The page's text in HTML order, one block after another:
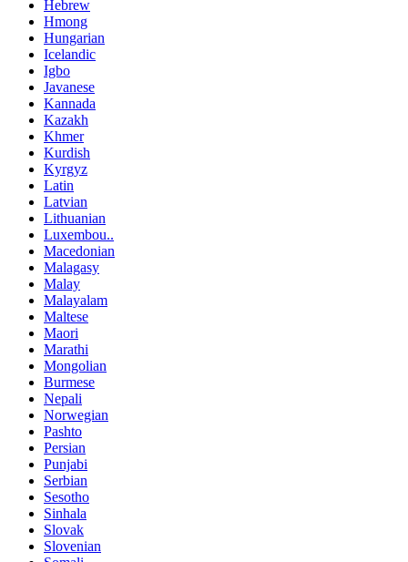
Hebrew
Hmong
Hungarian
Icelandic
Igbo
Javanese
Kannada
Kazakh
Khmer
Kurdish
Kyrgyz
Latin
Latvian
Lithuanian
Luxembou..
Macedonian
Malagasy
Malay
Malayalam
Maltese
Maori
Marathi
Mongolian
Burmese
Nepali
Norwegian
Pashto
Persian
Punjabi
Serbian
Sesotho
Sinhala
Slovak
Slovenian